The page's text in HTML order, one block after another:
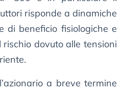
risponde a dinamiche
di beneficio fisiologiche e
rischio dovuto alle tensioni
a breve termine